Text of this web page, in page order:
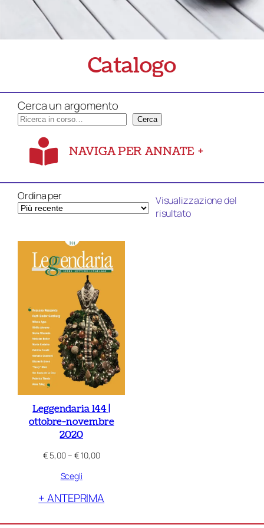
Catalogo
Cerca un argomento
Cerca
NAVIGA PER ANNATE +
Ordina per
Visualizzazione del
risultato
Leggendaria 144 |
ottobre-novembre
2020
€5,00– €10,00Fascia
€ 5,00
€ 10,00
Scegli
+ ANTEPRIMA